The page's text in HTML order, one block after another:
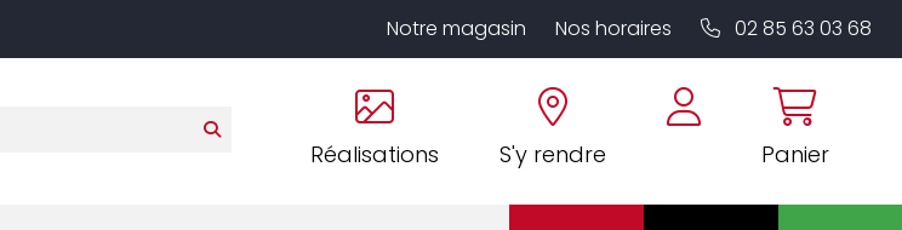
Notre magasin Nos horaires 02 85 63 03 68
Réalisations S'y rendre Panier